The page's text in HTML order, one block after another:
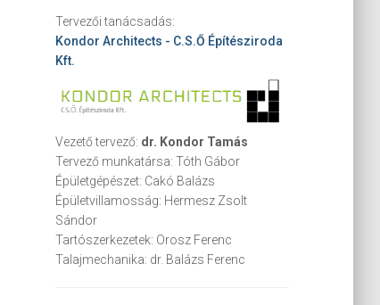
Tervezői tanácsadás:
Kondor Architects - C.S.Ő Építésziroda
Kft.
Vezető tervező: dr. Kondor Tamás
Tervező munkatársa: Tóth Gábor
Épületgépészet: Cakó Balázs
Épületvillamosság: Hermesz Zsolt
Sándor
Tartószerkezetek: Orosz Ferenc
Talajmechanika: dr. Balázs Ferenc